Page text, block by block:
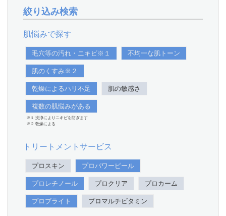
絞り込み検索
肌悩みで探す
毛穴等の汚れ・ニキビ※１ 不均一な肌トーン
肌のくすみ※２
乾燥によるハリ不足 肌の敏感さ
複数の肌悩みがある
※１ 洗浄によりニキビを防ぎます
※２ 乾燥による
トリートメントサービス
プロスキン プロパワーピール
プロレチノール プロクリア プロカーム
プロブライト プロマルチビタミン